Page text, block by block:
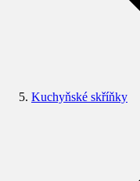
Kuchyňské skříňky